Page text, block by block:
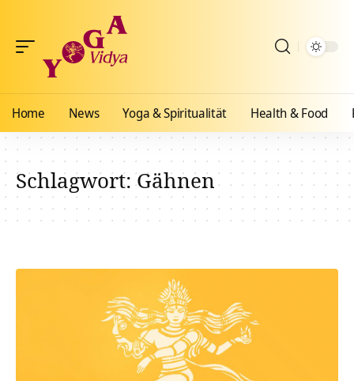
Home News Yoga & Spiritualität Health & Food
Schlagwort:Gähnen